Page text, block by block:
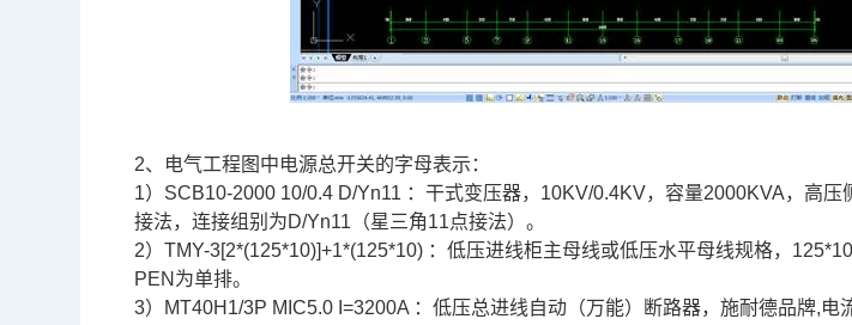
2、电气工程图中电源总开关的字母表示：
1）SCB10-2000 10/0.4 D/Yn11 ：干式变压器，10KV/0.4KV，容量2000KVA，高压
接法，连接组别为D/Yn11（星三角11点接法）。
2）TMY-3[2*(125*10)]+1*(125*10) ：低压进线柜主母线或低压水平母线规格，
PEN为单排。
3）MT40H1/3P MIC5.0 I=3200A ：低压总进线自动（万能）断路器，施耐德品牌,电